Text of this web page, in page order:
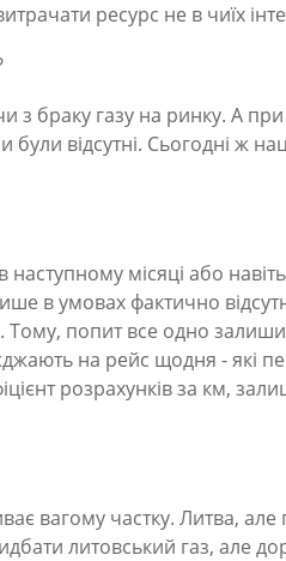
ресурс не в чиїх
браку газу на ринку. А при
відсутні. Сьогодні ж
наступному місяці або
умовах фактично
. Тому, попит все одно
на рейс щодня - які
розрахунків за км,
вагому частку. Литва, але
литовський газ, але